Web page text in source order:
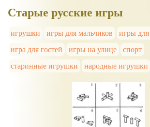
Старые русские игры
игрушки игры для мальчиков
игры для
игра для гостей
игры на улице
спорт
старинные игрушки
народные игрушки